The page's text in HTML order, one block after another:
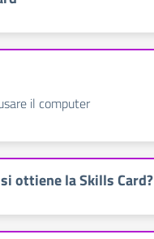
il computer
si ottiene la Skills Card?